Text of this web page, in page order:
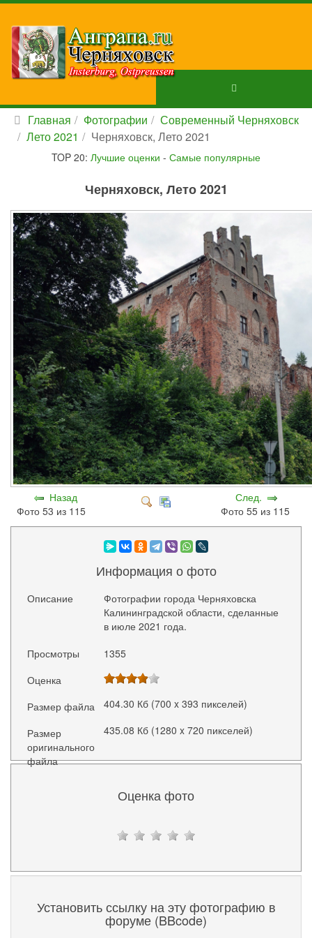
Главная Фотографии
Современный Черняховск
Лето 2021
Черняховск, Лето 2021
TOP 20: Лучшие оценки - Самые популярные
Черняховск, Лето 2021
Назад
Фото 53 из 115
След.
Фото 55 из 115
Информация о фото
Описание
Фотографии города Черняховска
Калининградской области, сделанные
в июле 2021 года.
Просмотры
1355
Оценка
Размер файла
404.30 Кб (700 x 393 пикселей)
Размер
оригинального
файла
435.08 Кб (1280 x 720 пикселей)
Оценка фото
Установить ссылку на эту фотографию в
форуме (BBcode)